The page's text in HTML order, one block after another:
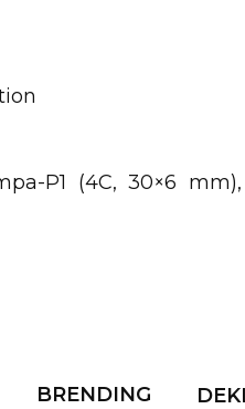
P1 (4C, 30×6 mm),
BRENDING